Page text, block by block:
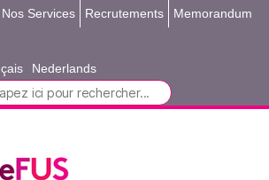
Nos Services Recrutements
Memorandum
Nederlands